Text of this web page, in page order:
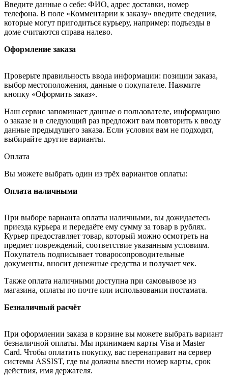
Введите данные о себе: ФИО, адрес доставки, номер
телефона. В поле «Комментарии к заказу» введите сведения,
которые могут пригодиться курьеру, например: подъезды в
доме считаются справа налево.
Оформление заказа
Проверьте правильность ввода информации: позиции заказа,
выбор местоположения, данные о покупателе. Нажмите
кнопку «Оформить заказ».
Наш сервис запоминает данные о пользователе, информацию
о заказе и в следующий раз предложит вам повторить к вводу
данные предыдущего заказа. Если условия вам не подходят,
выбирайте другие варианты.
Оплата
Вы можете выбрать один из трёх вариантов оплаты:
Оплата наличными
При выборе варианта оплаты наличными, вы дожидаетесь
приезда курьера и передаёте ему сумму за товар в рублях.
Курьер предоставляет товар, который можно осмотреть на
предмет повреждений, соответствие указанным условиям.
Покупатель подписывает товаросопроводительные
документы, вносит денежные средства и получает чек.
Также оплата наличными доступна при самовывозе из
магазина, оплаты по почте или использовании постамата.
Безналичный расчёт
При оформлении заказа в корзине вы можете выбрать вариант
безналичной оплаты. Мы принимаем карты Visa и Master
Card. Чтобы оплатить покупку, вас перенаправит на сервер
системы ASSIST, где вы должны ввести номер карты, срок
действия, имя держателя.